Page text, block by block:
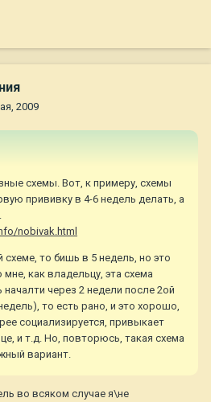
2009
схемы. Вот, к примеру, схемы
прививку в 4-6 недель делать, а
nobivak.html
то бишь в 5 недель, но это
как владельцу, эта схема
началти через 2 недели после 2ой
то есть рано, и это хорошо,
социализируется, привыкает
и т.д. Но, повторюсь, такая схема
вариант.
во всяком случае я\не